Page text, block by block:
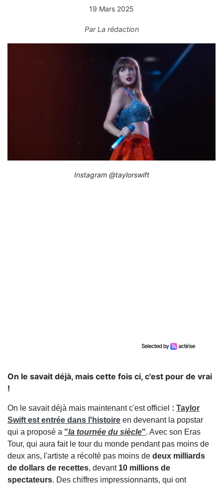
19 Mars 2025
ParLa rédaction
Instagram @taylorswift
On le savait déjà, mais cette fois ci, c'est pour de vrai
!
On le savait déjà mais maintenant c'est officiel : Taylor
Swift est entrée dans l'histoire en devenant la popstar
qui a proposé a "la tournée du siècle". Avec son Eras
Tour, qui aura fait le tour du monde pendant pas moins de
deux ans, l'artiste a récolté pas moins de deux milliards
de dollars de recettes, devant 10 millions de
spectateurs. Des chiffres impressionnants, qui ont